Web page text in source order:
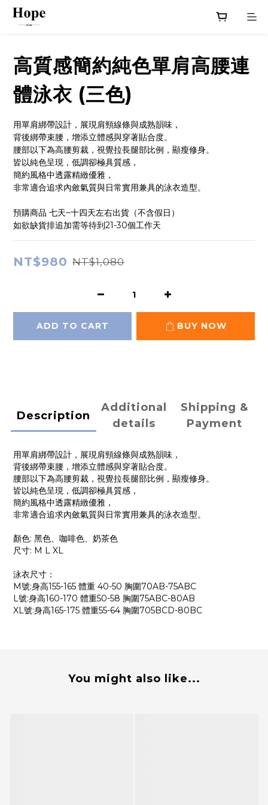
高質感簡約純色單肩高腰連
體泳衣 (三色)
用單肩綁帶設計，展現肩頸線條與成熟韻味，
背後綁帶束腰，增添立體感與穿著貼合度。
腰部以下為高腰剪裁，視覺拉長腿部比例，顯瘦修身。
皆以純色呈現，低調卻極具質感，
簡約風格中透露精緻優雅，
非常適合追求內斂氣質與日常實用兼具的泳衣造型。
預購商品 七天~十四天左右出貨（不含假日）
如欲缺貨排追加需等待到21-30個工作天
NT$980 NT$1,080
ADD TO CART BUY NOW
Description
Additional
details
Shipping &
Payment
用單肩綁帶設計，展現肩頸線條與成熟韻味，
背後綁帶束腰，增添立體感與穿著貼合度。
腰部以下為高腰剪裁，視覺拉長腿部比例，顯瘦修身。
皆以純色呈現，低調卻極具質感，
簡約風格中透露精緻優雅，
非常適合追求內斂氣質與日常實用兼具的泳衣造型。
顏色: 黑色、咖啡色、奶茶色
尺寸: M L XL
泳衣尺寸：
M號:身高155-165 體重 40-50 胸圍70AB-75ABC
L號:身高160-170 體重50-58 胸圍75ABC-80AB
XL號:身高165-175 體重55-64 胸圍705BCD-80BC
You might also like...